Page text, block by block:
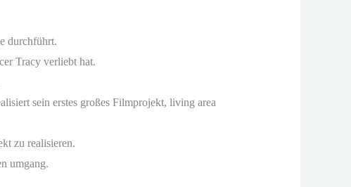
durchführt.
Tracy verliebt hat.
sein erstes großes Filmprojekt, living area
zu realisieren.
umgang.